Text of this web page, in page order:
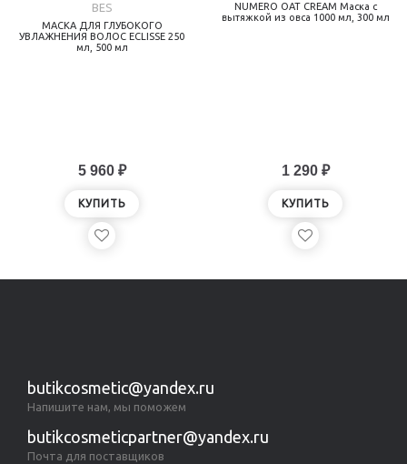
BES
МАСКА ДЛЯ ГЛУБОКОГО
УВЛАЖНЕНИЯ ВОЛОС ECLISSE 250
мл, 500 мл
5 960 ₽
КУПИТЬ
NUMERO OAT CREAM Маска с
вытяжкой из овса 1000 мл, 300 мл
1 290 ₽
КУПИТЬ
butikcosmetic@yandex.ru
Напишите нам, мы поможем
butikcosmeticpartner@yandex.ru
Почта для поставщиков